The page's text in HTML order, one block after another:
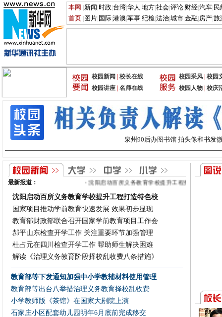
泉州90后办图书馆 拍头像和书发
最新报道： 沈阳启动百所义务教育学校提升工程打造特色校
沈阳启动百所义务教育学校提升工程打造特色校
国家项目推动学前教育快速发展 效果初步显现
教育部财政部联合召开国家学前教育项目工作会
郝平山东检查开学工作 关注重要环节加强管理
杜占元在四川检查开学工作 帮助师生解决困难
解读《治理义务教育阶段择校乱收费八条措施》
教育部等下发通知加强中小学教辅材料使用管理
教育部等出台八举措治理义务教育择校乱收费
小学教师版《茶馆》在国家大剧院上演
石家庄小区配套幼儿园明年6月底前完成移交